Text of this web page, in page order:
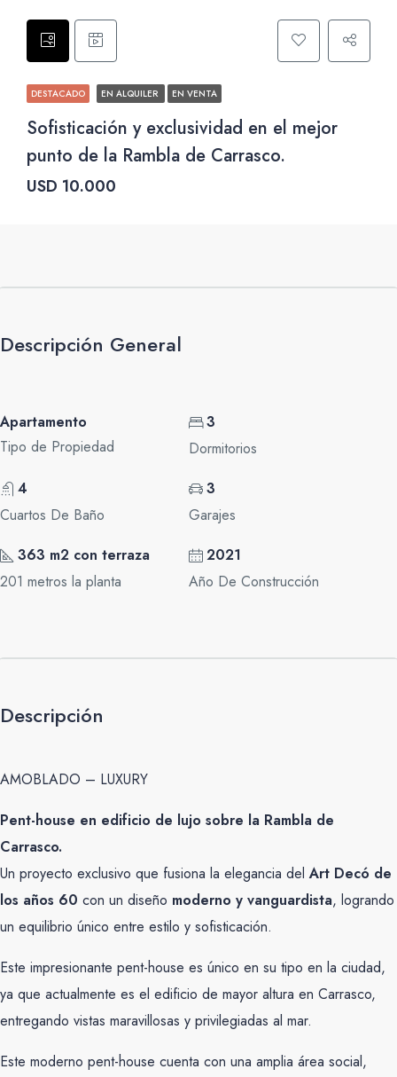
DESTACADO EN ALQUILER EN VENTA
Sofisticación y exclusividad en el mejor
punto de la Rambla de Carrasco.
USD 10.000
Descripción General
Apartamento
Tipo de Propiedad
3
Dormitorios
4
Cuartos De Baño
3
Garajes
363 m2 con terraza
201 metros la planta
2021
Año De Construcción
Descripción
AMOBLADO – LUXURY
Pent-house en edificio de lujo sobre la Rambla de
Carrasco.
Un proyecto exclusivo que fusiona la elegancia delArt Decó de
los años 60 con un diseño moderno y vanguardista, logrando
un equilibrio único entre estilo y sofisticación.
Este impresionante pent-house es único en su tipo en la ciudad,
ya que actualmente es el edificio de mayor altura en Carrasco,
entregando vistas maravillosas y privilegiadas al mar.
Este moderno pent-house cuenta con una amplia área social,